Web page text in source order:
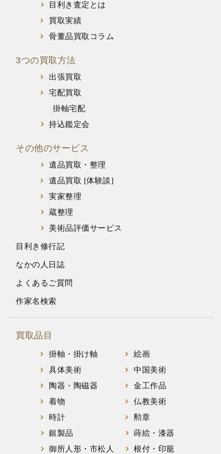
目利き査定とは
買取実績
骨董品買取コラム
3つの買取方法
出張買取
宅配買取
掛軸宅配
持込鑑定会
その他のサービス
遺品買取・整理
遺品買取 [体験談]
実家整理
蔵整理
美術品評価サービス
目利き修行記
なかの人日誌
よくあるご質問
作家名検索
買取品目
掛軸・掛け軸
絵画
具体美術
中国美術
陶器・陶磁器
金工作品
着物
仏教美術
時計
勲章
銀製品
蒔絵・漆器
御所人形・市松人
根付・印籠